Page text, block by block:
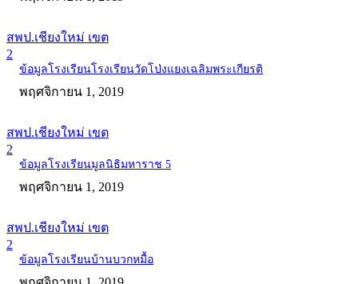
สพป.เชียงใหม่ เขต
2
ข้อมูลโรงเรียนโรงเรียนวัดโป่งแยงเฉลิมพระเกียรติ
พฤศจิกายน 1, 2019
สพป.เชียงใหม่ เขต
2
ข้อมูลโรงเรียนมูลนิธิมหาราช 5
พฤศจิกายน 1, 2019
สพป.เชียงใหม่ เขต
2
ข้อมูลโรงเรียนบ้านบวกหมื้อ